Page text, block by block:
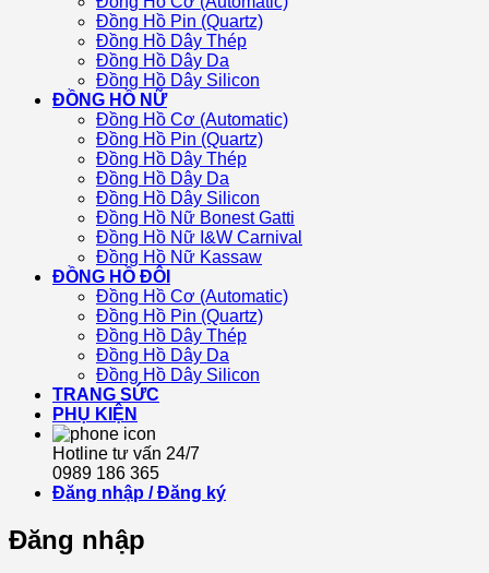
Đồng Hồ Pin (Quartz)
Đồng Hồ Dây Thép
Đồng Hồ Dây Da
Đồng Hồ Dây Silicon
ĐỒNG HỒ NỮ
Đồng Hồ Cơ (Automatic)
Đồng Hồ Pin (Quartz)
Đồng Hồ Dây Thép
Đồng Hồ Dây Da
Đồng Hồ Dây Silicon
Đồng Hồ Nữ Bonest Gatti
Đồng Hồ Nữ I&W Carnival
Đồng Hồ Nữ Kassaw
ĐỒNG HỒ ĐÔI
Đồng Hồ Cơ (Automatic)
Đồng Hồ Pin (Quartz)
Đồng Hồ Dây Thép
Đồng Hồ Dây Da
Đồng Hồ Dây Silicon
TRANG SỨC
PHỤ KIỆN
Hotline tư vấn 24/7
0989 186 365
Đăng nhập / Đăng ký
Đăng nhập